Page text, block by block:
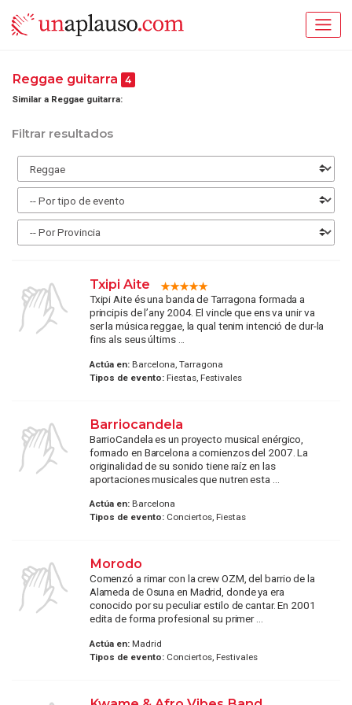
Reggae guitarra 4
Similar a Reggae guitarra:
Filtrar resultados
Txipi Aite
Txipi Aite és una banda de Tarragona formada a
principis de l’any 2004. El vincle que ens va unir va
ser la música reggae, la qual tenim intenció de dur-la
fins als seus últims ...
Actúa en:Barcelona, Tarragona
Tipos de evento:Fiestas, Festivales
Barriocandela
BarrioCandela es un proyecto musical enérgico,
formado en Barcelona a comienzos del 2007. La
originalidad de su sonido tiene raíz en las
aportaciones musicales que nutren esta ...
Actúa en:Barcelona
Tipos de evento:Conciertos, Fiestas
Morodo
Comenzó a rimar con la crew OZM, del barrio de la
Alameda de Osuna en Madrid, donde ya era
conocido por su peculiar estilo de cantar. En 2001
edita de forma profesional su primer ...
Actúa en:Madrid
Tipos de evento:Conciertos, Festivales